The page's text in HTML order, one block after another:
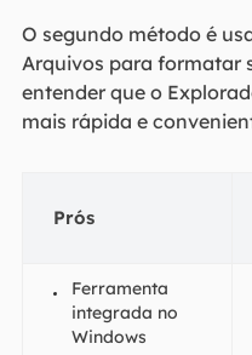
O segundo método é
Arquivos para formatar
entender que o
mais rápida e
Prós
Ferramenta
integrada no
Windows